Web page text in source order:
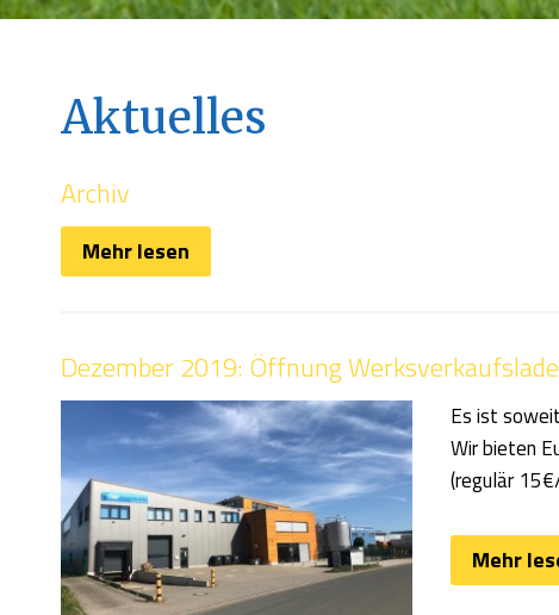
Aktuelles
Archiv
Mehr lesen
Dezember 2019: Öffnung
Es ist
Wir bieten
(regulär
Mehr